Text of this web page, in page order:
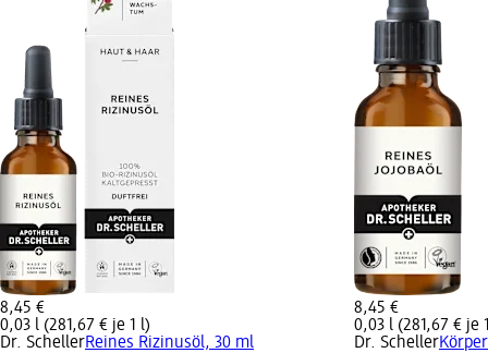
8,45 €
0,03 l (281,67 € je 1 l)
Dr. SchellerReines Rizinusöl, 30 ml
8,45 €
0,03 l (281,67 € je
Dr. Scheller